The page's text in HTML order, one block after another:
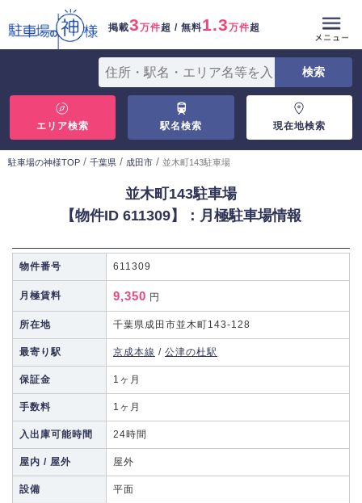
掲載3万件超 / 無料1.3万件超
エリア検索 駅名検索 現在地検索
駐車場の神様TOP / 千葉県 / 成田市 / 並木町143駐車場
並木町143駐車場
【物件ID 611309】：月極駐車場情報
物件番号 611309
月極賃料 9,350 円
所在地 千葉県成田市並木町143-128
最寄り駅 京成本線 / 公津の杜駅
保証金 1ヶ月
手数料 1ヶ月
入出庫可能時間 24時間
屋内 / 屋外 屋外
設備 平面